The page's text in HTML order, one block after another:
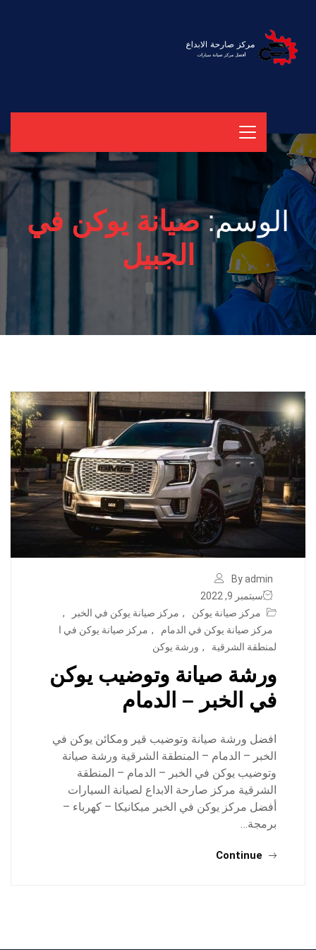
الوسم:صيانة يوكن في
الجبيل
By admin
سبتمبر 9, 2022
مركز صيانة يوكن
, مركز صيانة يوكن في الخبر
,
مركز صيانة يوكن في الدمام
, مركز صيانة يوكن في ا
لمنطقة الشرقية
, ورشة يوكن
ورشة صيانة وتوضيب يوكن
في الخبر – الدمام
افضل ورشة صيانة وتوضيب قير ومكائن يوكن في
الخبر – الدمام – المنطقة الشرقية ورشة صيانة
وتوضيب يوكن في الخبر – الدمام – المنطقة
الشرقية مركز صارحة الابداع لصيانة السيارات
أفضل مركز يوكن في الخبر ميكانيكا – كهرباء –
برمجة…
Continue